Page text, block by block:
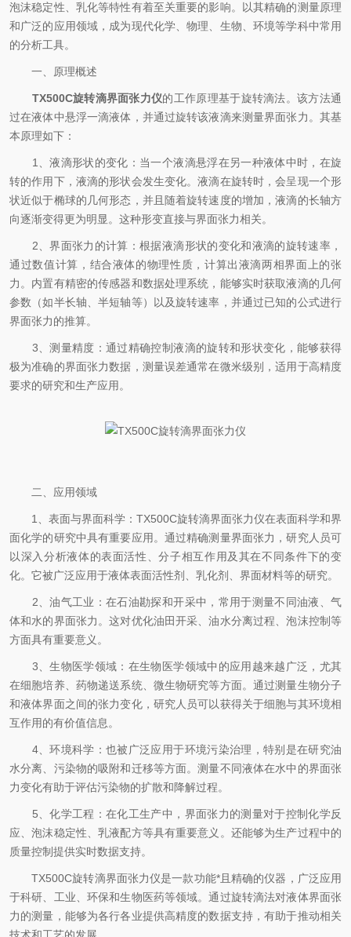
泡沫稳定性、乳化等特性有着至关重要的影响。以其精确的测量原理
和广泛的应用领域，成为现代化学、物理、生物、环境等学科中常用
的分析工具。
一、原理概述
TX500C旋转滴界面张力仪的工作原理基于旋转滴法。该方法通
过在液体中悬浮一滴液体，并通过旋转该液滴来测量界面张力。其基
本原理如下：
1、液滴形状的变化：当一个液滴悬浮在另一种液体中时，在旋
转的作用下，液滴的形状会发生变化。液滴在旋转时，会呈现一个形
状近似于椭球的几何形态，并且随着旋转速度的增加，液滴的长轴方
向逐渐变得更为明显。这种形变直接与界面张力相关。
2、界面张力的计算：根据液滴形状的变化和液滴的旋转速率，
通过数值计算，结合液体的物理性质，计算出液滴两相界面上的张
力。内置有精密的传感器和数据处理系统，能够实时获取液滴的几何
参数（如半长轴、半短轴等）以及旋转速率，并通过已知的公式进行
界面张力的推算。
3、测量精度：通过精确控制液滴的旋转和形状变化，能够获得
极为准确的界面张力数据，测量误差通常在微米级别，适用于高精度
要求的研究和生产应用。
二、应用领域
1、表面与界面科学：TX500C旋转滴界面张力仪在表面科学和界
面化学的研究中具有重要应用。通过精确测量界面张力，研究人员可
以深入分析液体的表面活性、分子相互作用及其在不同条件下的变
化。它被广泛应用于液体表面活性剂、乳化剂、界面材料等的研究。
2、油气工业：在石油勘探和开采中，常用于测量不同油液、气
体和水的界面张力。这对优化油田开采、油水分离过程、泡沫控制等
方面具有重要意义。
3、生物医学领域：在生物医学领域中的应用越来越广泛，尤其
在细胞培养、药物递送系统、微生物研究等方面。通过测量生物分子
和液体界面之间的张力变化，研究人员可以获得关于细胞与其环境相
互作用的有价值信息。
4、环境科学：也被广泛应用于环境污染治理，特别是在研究油
水分离、污染物的吸附和迁移等方面。测量不同液体在水中的界面张
力变化有助于评估污染物的扩散和降解过程。
5、化学工程：在化工生产中，界面张力的测量对于控制化学反
应、泡沫稳定性、乳液配方等具有重要意义。还能够为生产过程中的
质量控制提供实时数据支持。
TX500C旋转滴界面张力仪是一款功能*且精确的仪器，广泛应用
于科研、工业、环保和生物医药等领域。通过旋转滴法对液体界面张
力的测量，能够为各行各业提供高精度的数据支持，有助于推动相关